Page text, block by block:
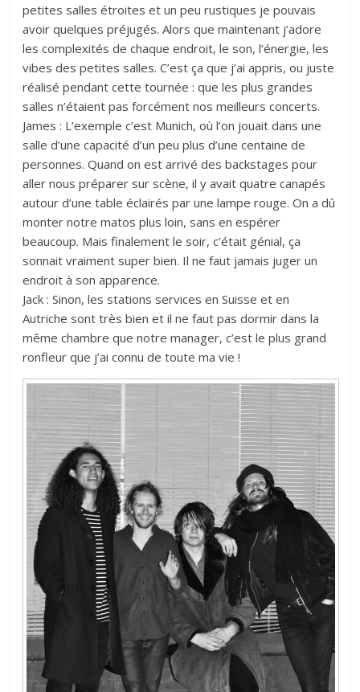
petites salles étroites et un peu rustiques je pouvais
avoir quelques préjugés. Alors que maintenant j’adore
les complexités de chaque endroit, le son, l’énergie, les
vibes des petites salles. C’est ça que j’ai appris, ou juste
réalisé pendant cette tournée : que les plus grandes
salles n’étaient pas forcément nos meilleurs concerts.
James : L’exemple c’est Munich, où l’on jouait dans une
salle d’une capacité d’un peu plus d’une centaine de
personnes. Quand on est arrivé des backstages pour
aller nous préparer sur scène, il y avait quatre canapés
autour d’une table éclairés par une lampe rouge. On a dû
monter notre matos plus loin, sans en espérer
beaucoup. Mais finalement le soir, c’était génial, ça
sonnait vraiment super bien. Il ne faut jamais juger un
endroit à son apparence.
Jack : Sinon, les stations services en Suisse et en
Autriche sont très bien et il ne faut pas dormir dans la
même chambre que notre manager, c’est le plus grand
ronfleur que j’ai connu de toute ma vie !